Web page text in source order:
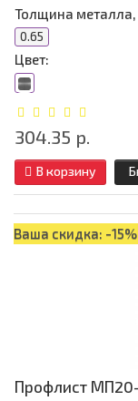
Толщина
0.65
Цвет:
304.35 р.
В корзину
Ваша скидка: -15%
Профлист